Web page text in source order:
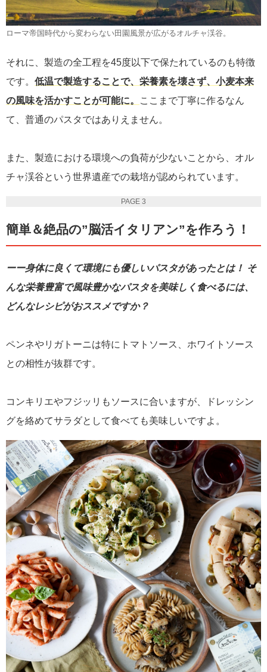
ローマ帝国時代から変わらない田園風景が広がるオルチャ渓谷。
それに、製造の全工程を45度以下で保たれているのも特徴
です。 低温で製造することで、栄養素を壊さず、小麦本来
の風味を活かすことが可能に。
ここまで丁寧に作るなん
て、普通のパスタではありえません。
また、製造における環境への負荷が少ないことから、オル
チャ渓谷という世界遺産での栽培が認められています。
PAGE 3
簡単＆絶品の”脳活イタリアン”を作ろう！
ーー身体に良くて環境にも優しいパスタがあったとは！ そ
んな栄養豊富で風味豊かなパスタを美味しく食べるには、
どんなレシピがおススメですか？
ペンネやリガトーニは特にトマトソース、ホワイトソース
との相性が抜群です。
コンキリエやフジッリもソースに合いますが、ドレッシン
グを絡めてサラダとして食べても美味しいですよ。